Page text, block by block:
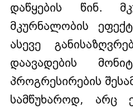
დაწყების წინ.
მკურნალობის
ასევე
დაავადების
პროგრესირების
სამწუხაროდ, არც